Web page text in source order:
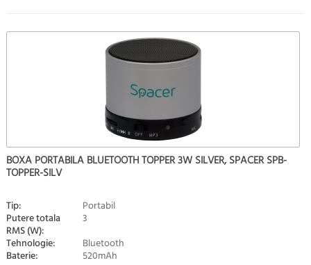
BOXA PORTABILA BLUETOOTH TOPPER 3W SILVER, SPACER SPB-
TOPPER-SILV
Tip: Portabil
Putere totala
RMS (W):
3
Tehnologie:
Bluetooth
Baterie: 520mAh